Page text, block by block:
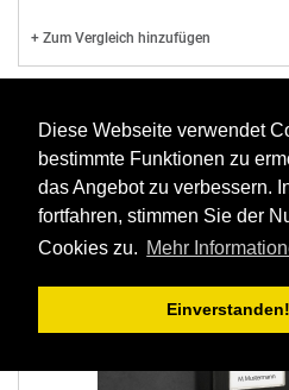
Diese Webseite verwendet
bestimmte Funktionen zu
das Angebot zu verbessern.
fortfahren, stimmen Sie der
Cookies zu. Mehr
Einverstanden!
+ Zum Vergleich hinzufügen